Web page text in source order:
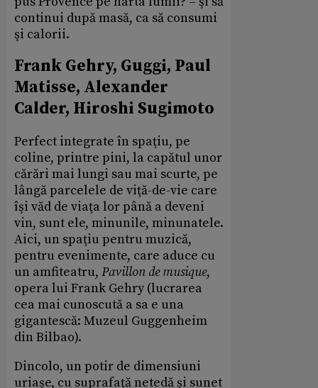
continui după masă, ca să consumi
şi calorii.
Frank Gehry, Guggi, Paul
Matisse, Alexander
Calder, Hiroshi Sugimoto
Perfect integrate în spaţiu, pe
coline, printre pini, la capătul unor
cărări mai lungi sau mai scurte, pe
lângă parcelele de viţă-de-vie care
îşi văd de viaţa lor până a deveni
vin, sunt ele, minunile, minunatele.
Aici, un spaţiu pentru muzică,
pentru evenimente, care aduce cu
un amfiteatru, Pavillon de musique,
opera lui Frank Gehry (lucrarea
cea mai cunoscută a sa e una
gigantescă: Muzeul Guggenheim
din Bilbao).
Dincolo, un potir de dimensiuni
uriaşe, cu suprafaţă netedă şi sunet